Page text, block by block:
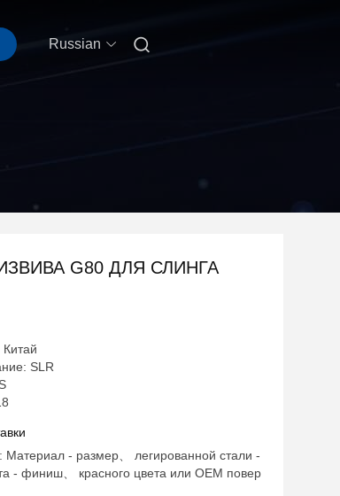
Russian 
G80 ДЛЯ СЛИНГА
SLR
Материал - размер、 легированной стали -
- финиш、 красного цвета или OEM повер